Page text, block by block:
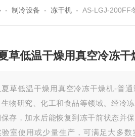
-制冷设备 -冻干机 -AS-LGJ-200FF冬虫夏草
草低温干燥用真空冷冻干
夏草低温干燥用真空冷冻干燥机-普通
物研究、化工和食品等领域。经冷
存，加水后能恢复到冻干前状态并
验室使用或少量生产，可满足大多数